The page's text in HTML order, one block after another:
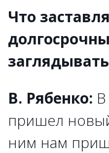
Что
В. Рябенко:
пришел
ним нам